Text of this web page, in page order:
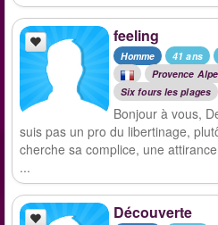
feeling
Homme
41 ans
Provence
Six fours les plages
Bonjour à vous,
suis pas un pro du libertinage,
cherche sa complice, une
...
Découverte